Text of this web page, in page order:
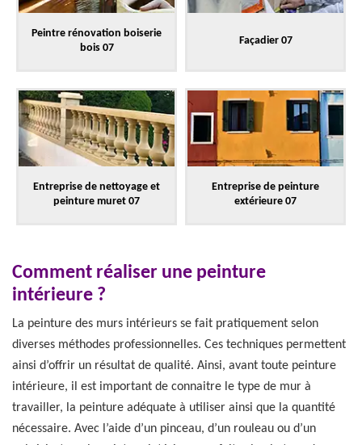
Peintre rénovation boiserie
bois 07
Façadier 07
Entreprise de nettoyage et
peinture muret 07
Entreprise de peinture
extérieure 07
Comment réaliser une peinture
intérieure ?
La peinture des murs intérieurs se fait pratiquement selon
diverses méthodes professionnelles. Ces techniques permettent
ainsi d’offrir un résultat de qualité. Ainsi, avant toute peinture
intérieure, il est important de connaitre le type de mur à
travailler, la peinture adéquate à utiliser ainsi que la quantité
nécessaire. Avec l’aide d’un pinceau, d’un rouleau ou d’un